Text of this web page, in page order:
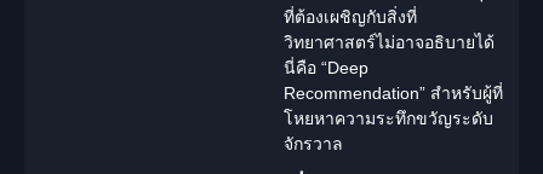
ที่ต้องเผชิญกับสิ่งที่
วิทยาศาสตร์ไม่อาจอธิบายได้
นี่คือ “Deep
Recommendation” สำหรับผู้ที่
โหยหาความระทึกขวัญระดับ
จักรวาล